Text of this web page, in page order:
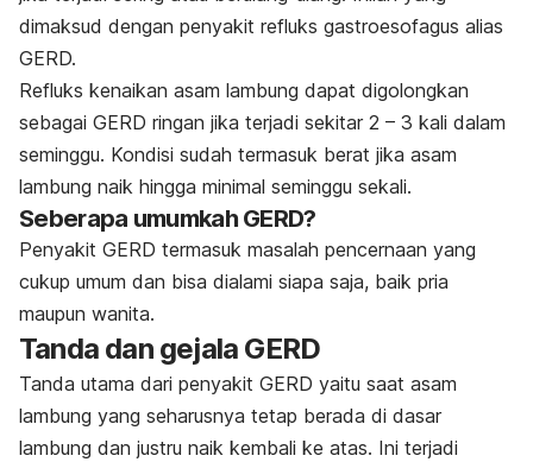
dimaksud dengan penyakit refluks gastroesofagus alias
GERD.
Refluks kenaikan asam lambung dapat digolongkan
sebagai GERD ringan jika terjadi sekitar 2 – 3 kali dalam
seminggu. Kondisi sudah termasuk berat jika asam
lambung naik hingga minimal seminggu sekali.
Seberapa umumkah GERD?
Penyakit GERD termasuk masalah pencernaan yang
cukup umum dan bisa dialami siapa saja, baik pria
maupun wanita.
Tanda dan gejala GERD
Tanda utama dari penyakit GERD yaitu saat asam
lambung yang seharusnya tetap berada di dasar
lambung dan justru naik kembali ke atas. Ini terjadi